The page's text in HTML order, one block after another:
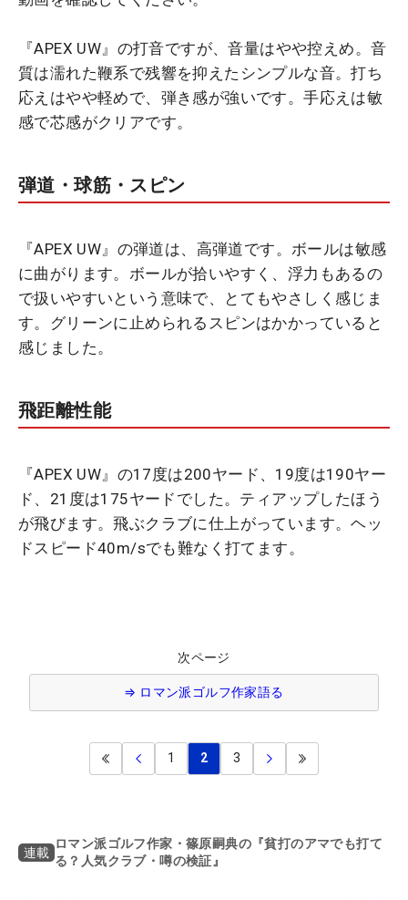
『APEX UW』の打音ですが、音量はやや控えめ。音
質は濡れた鞭系で残響を抑えたシンプルな音。打ち
応えはやや軽めで、弾き感が強いです。手応えは敏
感で芯感がクリアです。
弾道・球筋・スピン
『APEX UW』の弾道は、高弾道です。ボールは敏感
に曲がります。ボールが拾いやすく、浮力もあるの
で扱いやすいという意味で、とてもやさしく感じま
す。グリーンに止められるスピンはかかっていると
感じました。
飛距離性能
『APEX UW』の17度は200ヤード、19度は190ヤー
ド、21度は175ヤードでした。ティアップしたほう
が飛びます。飛ぶクラブに仕上がっています。ヘッ
ドスピード40m/sでも難なく打てます。
次ページ
⇒ ロマン派ゴルフ作家語る
1 2 3
連載
ロマン派ゴルフ作家・篠原嗣典の『貧打のアマでも打て
る？人気クラブ・噂の検証』